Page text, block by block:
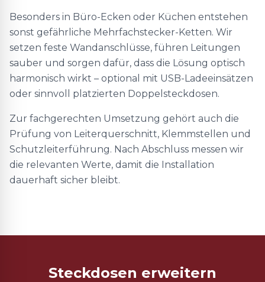
Besonders in Büro-Ecken oder Küchen entstehen
sonst gefährliche Mehrfachstecker-Ketten. Wir
setzen feste Wandanschlüsse, führen Leitungen
sauber und sorgen dafür, dass die Lösung optisch
harmonisch wirkt – optional mit USB-Ladeeinsätzen
oder sinnvoll platzierten Doppelsteckdosen.
Zur fachgerechten Umsetzung gehört auch die
Prüfung von Leiterquerschnitt, Klemmstellen und
Schutzleiterführung. Nach Abschluss messen wir
die relevanten Werte, damit die Installation
dauerhaft sicher bleibt.
Steckdosen erweitern